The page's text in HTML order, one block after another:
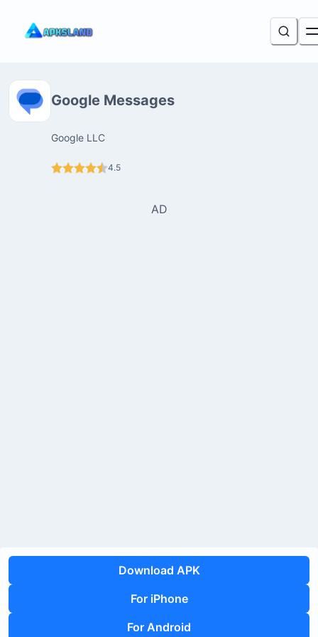
Google Messages
Google LLC
4.5
AD
Download APK
For iPhone
For Android